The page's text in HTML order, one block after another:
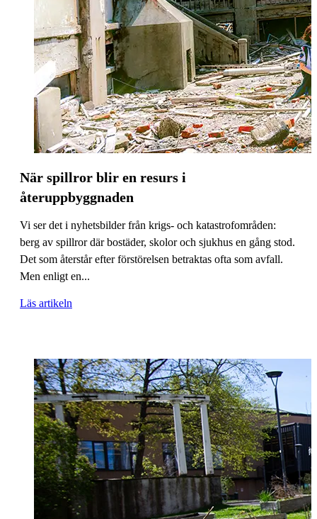
När spillror blir en resurs i
återuppbyggnaden
Vi ser det i nyhetsbilder från krigs- och katastrofområden:
berg av spillror där bostäder, skolor och sjukhus en gång stod.
Det som återstår efter förstörelsen betraktas ofta som avfall.
Men enligt en...
Läs artikeln